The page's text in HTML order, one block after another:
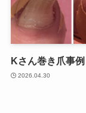
Kさん巻き爪事例
2026.04.30